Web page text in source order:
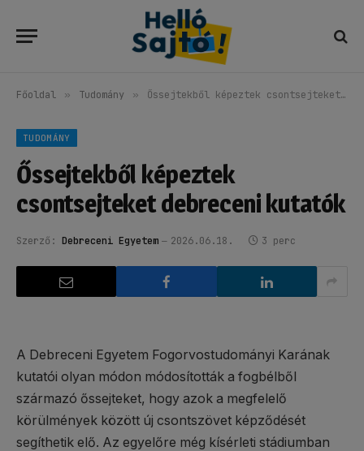
Főoldal » Tudomány » Őssejtekből képeztek csontsejteket debreceni kutatók
TUDOMÁNY
Őssejtekből képeztek
csontsejteket debreceni kutatók
Szerző: Debreceni Egyetem 2026.06.18. 3 perc
A Debreceni Egyetem Fogorvostudományi Karának
kutatói olyan módon módosították a fogbélből
származó őssejteket, hogy azok a megfelelő
körülmények között új csontszövet képződését
segíthetik elő. Az egyelőre még kísérleti stádiumban